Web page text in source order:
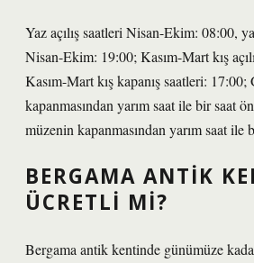
Yaz açılış saatleri Nisan-Ekim: 08:00,
Nisan-Ekim: 19:00; Kasım-Mart kış
Kasım-Mart kış kapanış saatleri:
kapanmasından yarım saat ile bir saat
müzenin kapanmasından yarım saat ile
BERGAMA ANTIK
ÜCRETLI MI?
Bergama antik kentinde günümüze